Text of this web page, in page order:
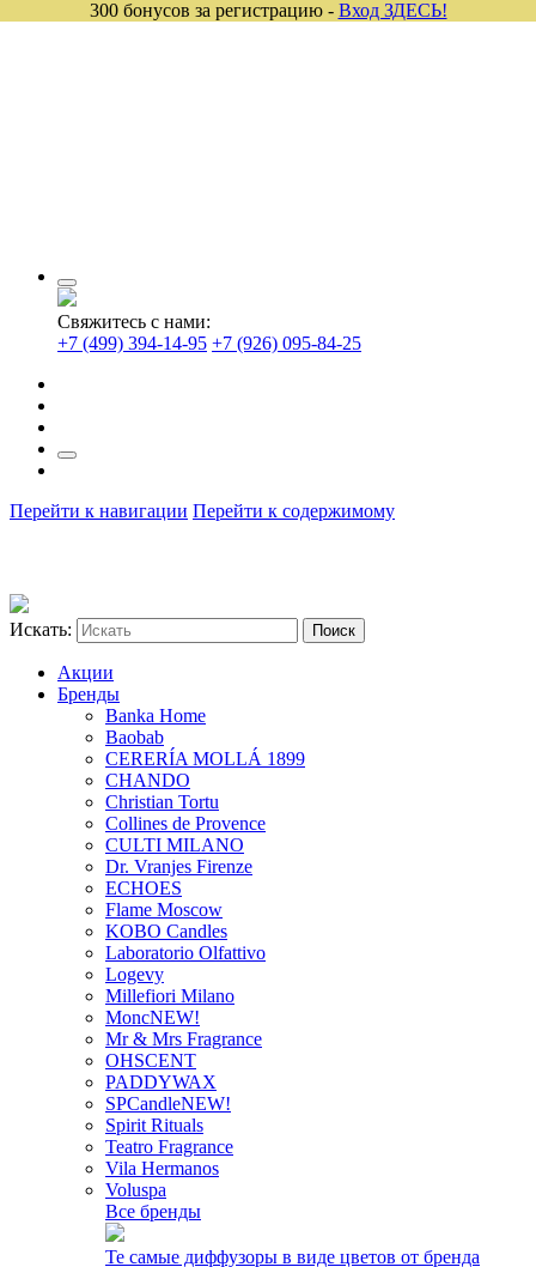
Свяжитесь с нами:
+7 (499) 394-14-95 +7 (926) 095-84-25
Перейти к навигации Перейти к содержимому
Искать:
Акции
Бренды
Banka Home
Baobab
CERERÍA MOLLÁ 1899
CHANDO
Christian Tortu
Collines de Provence
CULTI MILANO
Dr. Vranjes Firenze
ECHOES
Flame Moscow
KOBO Candles
Laboratorio Olfattivo
Logevy
Millefiori Milano
MoncNEW!
Mr & Mrs Fragrance
OHSCENT
PADDYWAX
SPCandleNEW!
Spirit Rituals
Teatro Fragrance
Vila Hermanos
Voluspa
Все бренды
Те самые диффузоры в виде цветов от бренда
300 бонусов за регистрацию - Вход ЗДЕСЬ!